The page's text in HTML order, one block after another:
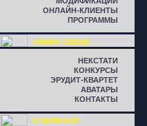
ОНЛАЙН-КЛИЕНТЫ
ПРОГРАММЫ
ЛИНИЯ СВЯЗИ
НЕКСТАТИ
КОНКУРСЫ
ЭРУДИТ-КВАРТЕТ
АВАТАРЫ
КОНТАКТЫ
О ЖУРНАЛЕ